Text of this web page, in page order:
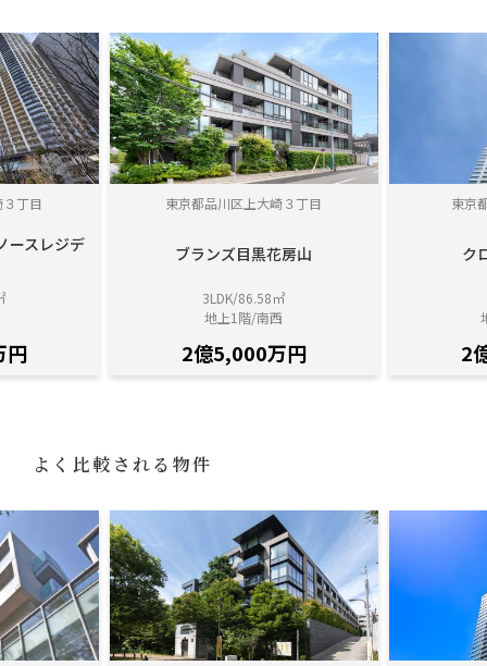
丁目
ースレジデ
円
東京都品川区上大崎３丁目
ブランズ目黒花房山
3LDK/86.58㎡
地上1階/南西
2億5,000万円
東京
ク
2
よく比較される物件